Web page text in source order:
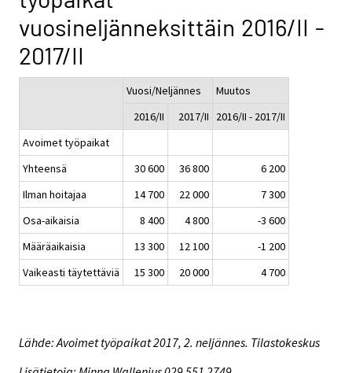
vuosineljänneksittäin 2016/II -
2017/II
Vuosi/Neljännes
Muutos
2016/II
2017/II
2016/II - 2017/II
Avoimet työpaikat
Yhteensä
30 600 36 800
6 200
Ilman hoitajaa
14 700 22 000
7 300
Osa-aikaisia
8 400 4 800
-3 600
Määräaikaisia
13 300 12 100
-1 200
Vaikeasti täytettäviä
15 300 20 000 4 700
Lähde: Avoimet työpaikat 2017, 2. neljännes. Tilastokeskus